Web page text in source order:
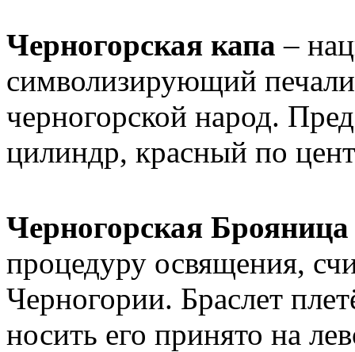
Черногорская капа –
символизирующий
черногорской народ.
цилиндр, красный по
Черногорская Брояница
процедуру освящения,
Черногории. Браслет
носить его принято на